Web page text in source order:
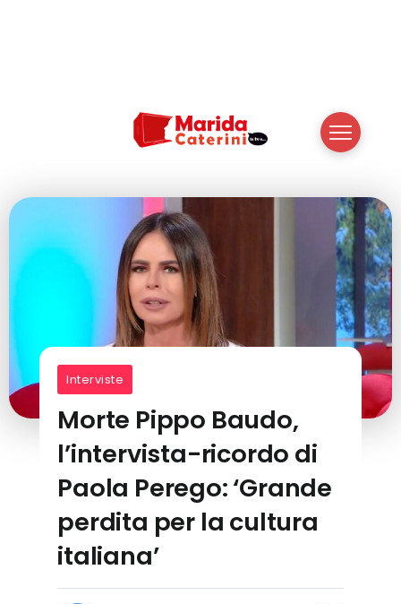
Interviste
Morte Pippo Baudo,
l’intervista-ricordo di
Paola Perego: ‘Grande
perdita per la cultura
italiana’